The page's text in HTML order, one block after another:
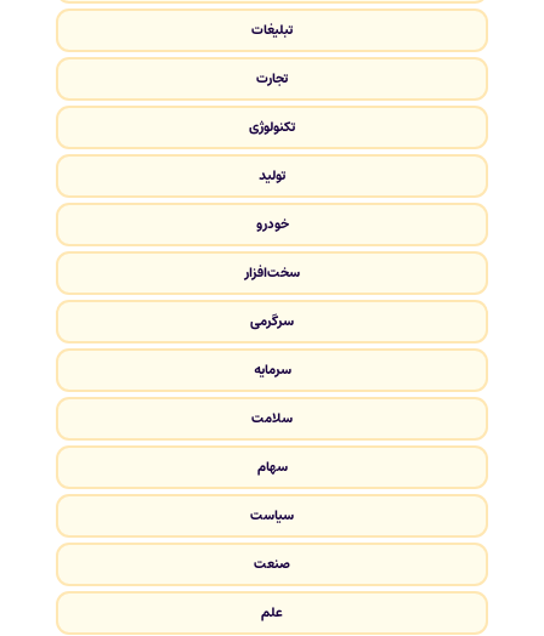
تبلیغات
تجارت
تکنولوژی
تولید
خودرو
سخت‌افزار
سرگرمی
سرمایه
سلامت
سهام
سیاست
صنعت
علم